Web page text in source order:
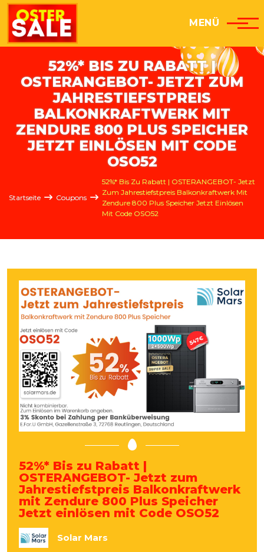
Direkt zum Inhalt
MENÜ
52%* BIS ZU RABATT |
OSTERANGEBOT- JETZT ZUM
JAHRESTIEFSTPREIS
BALKONKRAFTWERK MIT
ZENDURE 800 PLUS SPEICHER
JETZT EINLÖSEN MIT CODE
OSO52
Pfadnavigation
Startseite Coupons
52%* Bis Zu Rabatt | OSTERANGEBOT- Jetzt
Zum Jahrestiefstpreis Balkonkraftwerk Mit
Zendure 800 Plus Speicher Jetzt Einlösen
Mit Code OSO52
52%* Bis zu Rabatt |
OSTERANGEBOT- Jetzt zum
Jahrestiefstpreis Balkonkraftwerk
mit Zendure 800 Plus Speicher
Jetzt einlösen mit Code OSO52
Solar Mars